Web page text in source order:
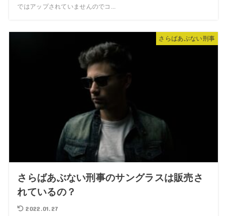
ではアップされていませんのでコ...
さらばあぶない刑事
さらばあぶない刑事のサングラスは販売さ
れているの？
2022.01.27